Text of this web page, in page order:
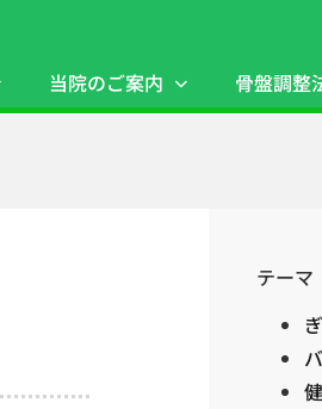
当院のご案内 骨盤調整
テーマ